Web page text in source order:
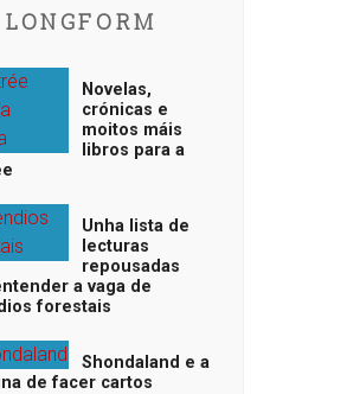
LONGFORM
Novelas,
crónicas e
moitos máis
libros para a
Unha lista de
lecturas
repousadas
a vaga de
forestais
Shondaland e a
de facer cartos